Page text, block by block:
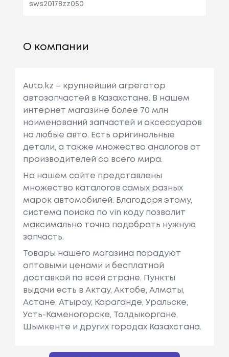
sws20178zz050
О компании
Auto.kz – крупнейший агрегатор
автозапчастей в Казахстане. В нашем
интернет магазине более 70 млн
наименований запчастей и аксессуаров
на любые авто. Есть оригинальные
детали, а также множество аналогов от
производителей со всего мира.
На нашем сайте представлены
множество каталогов самых разных
марок автомобилей. Благодоря этому,
система поиска по vin коду позволит
максимально точно подобрать нужную
запчасть.
Товары нашего магазина порадуют
оптовыми ценами и бесплатной
доставкой по всей стране. Пункты
выдачи есть в Актау, Актобе, Алматы,
Астане, Атырау, Караганде, Уральске,
Усть-Каменогорске, Талдыкоргане,
Шымкенте и других городах Казахстана.